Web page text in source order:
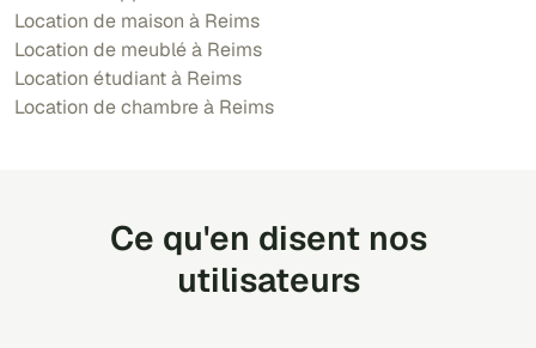
Location de maison à Reims
Location de meublé à Reims
Location étudiant à Reims
Location de chambre à Reims
Ce qu'en disent nos
utilisateurs